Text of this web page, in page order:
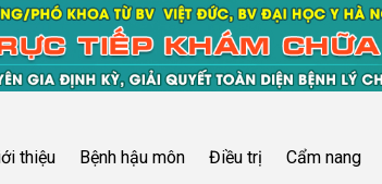
thiệu Bệnh hậu môn Điều trị Cẩm nang